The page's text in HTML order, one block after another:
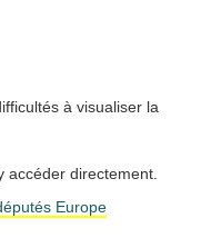
à visualiser la
accéder directement.
Europe